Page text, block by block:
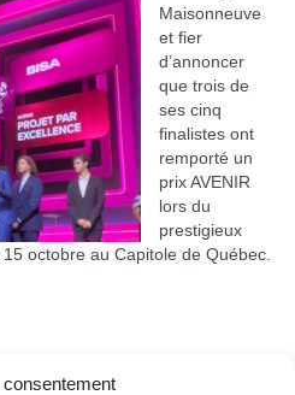
Maisonneuve
et fier
d’annoncer
que trois de
ses cinq
finalistes ont
remporté un
prix AVENIR
lors du
prestigieux
octobre au Capitole de Québec.